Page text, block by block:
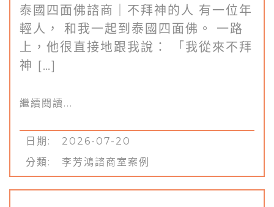
泰國四面佛諮商｜不拜神的人 有一位年
輕人， 和我一起到泰國四面佛。 一路
上，他很直接地跟我說： 「我從來不拜
神 […]
繼續閱讀...
日期: 2026-07-20
分類: 李芳鴻諮商室案例